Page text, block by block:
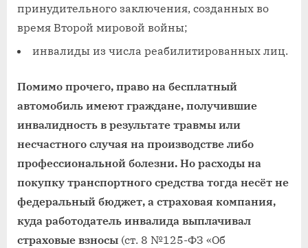
принудительного заключения, созданных во
время Второй мировой войны;
инвалиды из числа реабилитированных лиц.
Помимо прочего, право на бесплатный
автомобиль имеют граждане, получившие
инвалидность в результате травмы или
несчастного случая на производстве либо
профессиональной болезни. Но расходы на
покупку транспортного средства тогда несёт не
федеральный бюджет, а страховая компания,
куда работодатель инвалида выплачивал
страховые взносы (ст. 8 №125-ФЗ «Об